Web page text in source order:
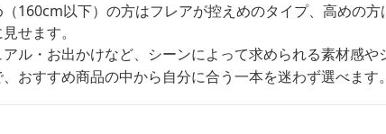
（160cm以下）の方はフレアが控えめのタイプ、高めの
せます。
アル・お出かけなど、シーンによって求められる素材感や
おすすめ商品の中から自分に合う一本を迷わず選べます。